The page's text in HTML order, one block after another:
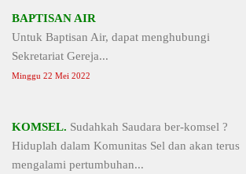
BAPTISAN AIR
Untuk Baptisan Air, dapat menghubungi
Sekretariat Gereja...
Minggu 22 Mei 2022
KOMSEL. Sudahkah Saudara ber-komsel ?
Hiduplah dalam Komunitas Sel dan akan terus
mengalami pertumbuhan...